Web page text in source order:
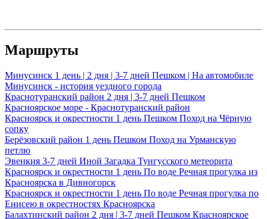
Маршруты
Минусинск 1 день | 2 дня | 3-7 дней Пешком | На автомобиле
Минусинск - история уездного города
Краснотуранский район 2 дня | 3-7 дней Пешком
Красноярское море - Краснотуранский район
Красноярск и окрестности 1 день Пешком Поход на Чёрную
сопку
Берёзовский район 1 день Пешком Поход на Урманскую
петлю
Эвенкия 3-7 дней Иной Загадка Тунгусского метеорита
Красноярск и окрестности 1 день По воде Речная прогулка из
Красноярска в Дивногорск
Красноярск и окрестности 1 день По воде Речная прогулка по
Енисею в окрестностях Красноярска
Балахтинский район 2 дня | 3-7 дней Пешком Красноярское